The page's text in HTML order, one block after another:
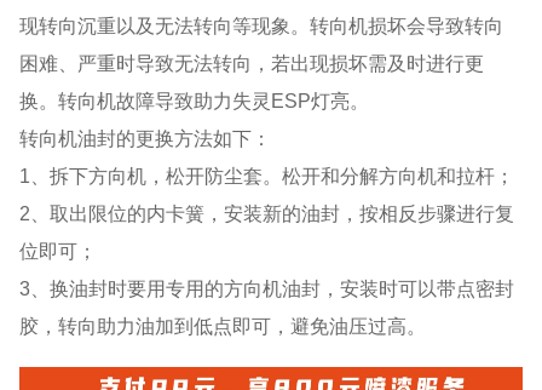
现转向沉重以及无法转向等现象。转向机损坏会导致转向
困难、严重时导致无法转向，若出现损坏需及时进行更
换。转向机故障导致助力失灵ESP灯亮。
转向机油封的更换方法如下：
1、拆下方向机，松开防尘套。松开和分解方向机和拉杆；
2、取出限位的内卡簧，安装新的油封，按相反步骤进行复
位即可；
3、换油封时要用专用的方向机油封，安装时可以带点密封
胶，转向助力油加到低点即可，避免油压过高。